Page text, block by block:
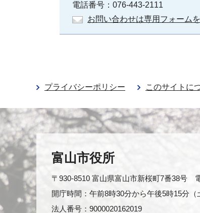
電話番号：076-443-2111
お問い合わせは専用フォーム
プライバシーポリシー このサイトに
富山市役所
〒930-8510 富山県富山市新桜町7番38号
開庁時間：午前8時30分から午後5時15分
法人番号：9000020162019